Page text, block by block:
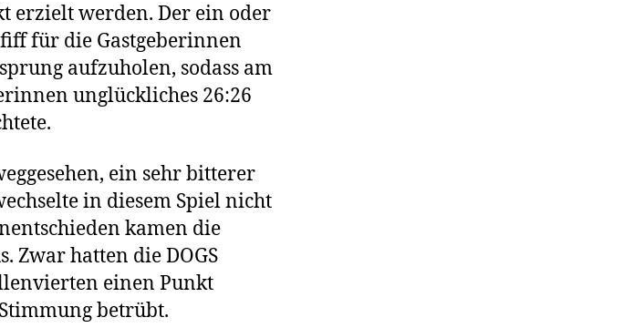
erzielt werden. Der ein oder
für die Gastgeberinnen
aufzuholen, sodass am
unglückliches 26:26
ein sehr bitterer
in diesem Spiel nicht
kamen die
Zwar hatten die DOGS
einen Punkt
betrübt.